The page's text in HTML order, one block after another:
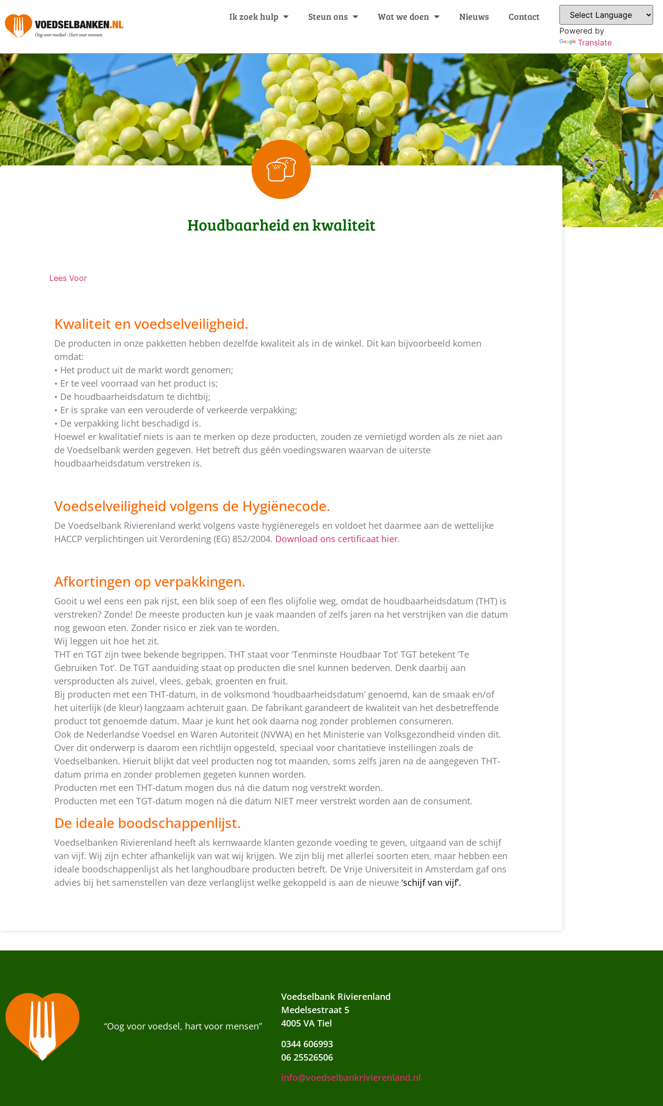
Ik zoek hulp Steun ons Wat we doen Nieuws Contact
Powered by
Translate
Houdbaarheid en kwaliteit
Lees Voor
Kwaliteit en voedselveiligheid.
De producten in onze pakketten hebben dezelfde kwaliteit als in de winkel. Dit kan bijvoorbeeld komen
omdat:
• Het product uit de markt wordt genomen;
• Er te veel voorraad van het product is;
• De houdbaarheidsdatum te dichtbij;
• Er is sprake van een verouderde of verkeerde verpakking;
• De verpakking licht beschadigd is.
Hoewel er kwalitatief niets is aan te merken op deze producten, zouden ze vernietigd worden als ze niet aan
de Voedselbank werden gegeven. Het betreft dus géén voedingswaren waarvan de uiterste
houdbaarheidsdatum verstreken is.
Voedselveiligheid volgens de Hygiënecode.
De Voedselbank Rivierenland werkt volgens vaste hygiëneregels en voldoet het daarmee aan de wettelijke
HACCP verplichtingen uit Verordening (EG) 852/2004. Download ons certificaat hier.
Afkortingen op verpakkingen.
Gooit u wel eens een pak rijst, een blik soep of een fles olijfolie weg, omdat de houdbaarheidsdatum (THT) is
verstreken? Zonde! De meeste producten kun je vaak maanden of zelfs jaren na het verstrijken van die datum
nog gewoon eten. Zonder risico er ziek van te worden.
Wij leggen uit hoe het zit.
THT en TGT zijn twee bekende begrippen. THT staat voor ‘Tenminste Houdbaar Tot’ TGT betekent ‘Te
Gebruiken Tot’. De TGT aanduiding staat op producten die snel kunnen bederven. Denk daarbij aan
versproducten als zuivel, vlees, gebak, groenten en fruit.
Bij producten met een THT-datum, in de volksmond ‘houdbaarheidsdatum’ genoemd, kan de smaak en/of
het uiterlijk (de kleur) langzaam achteruit gaan. De fabrikant garandeert de kwaliteit van het desbetreffende
product tot genoemde datum. Maar je kunt het ook daarna nog zonder problemen consumeren.
Ook de Nederlandse Voedsel en Waren Autoriteit (NVWA) en het Ministerie van Volksgezondheid vinden dit.
Over dit onderwerp is daarom een richtlijn opgesteld, speciaal voor charitatieve instellingen zoals de
Voedselbanken. Hieruit blijkt dat veel producten nog tot maanden, soms zelfs jaren na de aangegeven THT-
datum prima en zonder problemen gegeten kunnen worden.
Producten met een THT-datum mogen dus ná die datum nog verstrekt worden.
Producten met een TGT-datum mogen ná die datum NIET meer verstrekt worden aan de consument.
De ideale boodschappenlijst.
Voedselbanken Rivierenland heeft als kernwaarde klanten gezonde voeding te geven, uitgaand van de schijf
van vijf. Wij zijn echter afhankelijk van wat wij krijgen. We zijn blij met allerlei soorten eten, maar hebben een
ideale boodschappenlijst als het langhoudbare producten betreft. De Vrije Universiteit in Amsterdam gaf ons
advies bij het samenstellen van deze verlanglijst welke gekoppeld is aan de nieuwe ‘schijf van vijf’.
“Oog voor voedsel, hart voor mensen”
Voedselbank Rivierenland
Medelsestraat 5
4005 VA Tiel
0344 606993
06 25526506
info@voedselbankrivierenland.nl